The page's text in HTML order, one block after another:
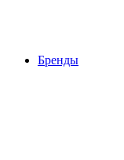
Бренды